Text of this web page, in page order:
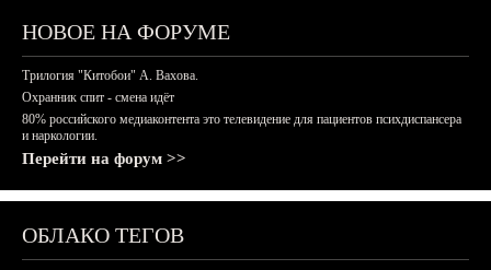
НОВОЕ НА ФОРУМЕ
Трилогия "Китобои" А. Вахова.
Охранник спит - смена идёт
80% российского медиаконтента это телевидение для пациентов психдиспансера
и наркологии.
Перейти на форум >>
ОБЛАКО ТЕГОВ